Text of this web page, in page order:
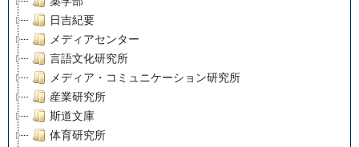
日吉紀要
メディアセンター
言語文化研究所
メディア・コミュニケーション研究所
産業研究所
斯道文庫
体育研究所